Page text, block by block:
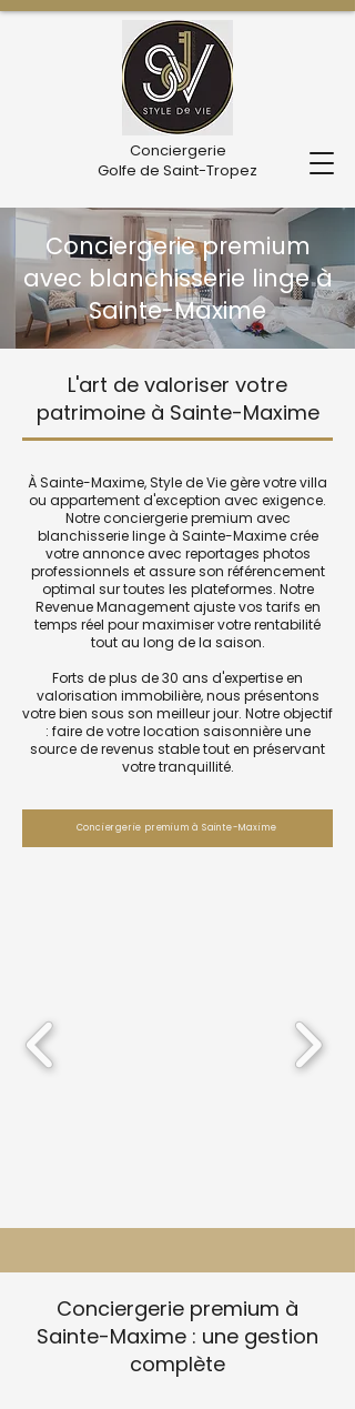
Conciergerie
Golfe de Saint-Tropez
Conciergerie premium
avec blanchisserie linge à
Sainte-Maxime
L'art de valoriser votre
patrimoine à Sainte-Maxime
À Sainte-Maxime, Style de Vie gère votre villa
ou appartement d'exception avec exigence.
Notre conciergerie premium avec
blanchisserie linge à Sainte-Maxime crée
votre annonce avec reportages photos
professionnels et assure son référencement
optimal sur toutes les plateformes. Notre
Revenue Management ajuste vos tarifs en
temps réel pour maximiser votre rentabilité
tout au long de la saison.
Forts de plus de 30 ans d'expertise en
valorisation immobilière, nous présentons
votre bien sous son meilleur jour. Notre objectif
: faire de votre location saisonnière une
source de revenus stable tout en préservant
votre tranquillité.
Conciergerie premium à Sainte-Maxime
Conciergerie premium à
Sainte-Maxime : une gestion
complète